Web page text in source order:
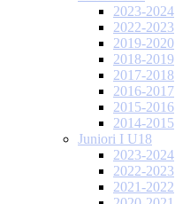
2023-2024
2022-2023
2019-2020
2018-2019
2017-2018
2016-2017
2015-2016
2014-2015
Juniori I U18
2023-2024
2022-2023
2021-2022